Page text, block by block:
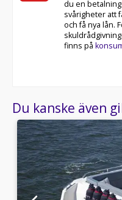
du en
svårigheter att
och få nya lån.
finns på
Du kanske även